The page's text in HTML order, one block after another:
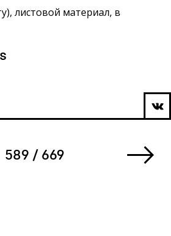
листовой материал, в
589 / 669